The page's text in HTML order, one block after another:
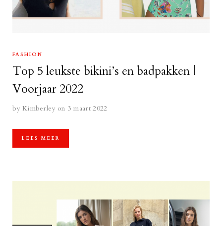
FASHION
Top 5 leukste bikini’s en badpakken |
Voorjaar 2022
by Kimberley on 3 maart 2022
LEES MEER